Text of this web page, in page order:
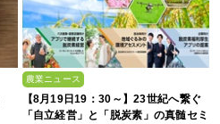
農業ニュース
【8月19日19：30～】23世紀へ繋ぐ
「自立経営」と「脱炭素」の真髄セミ